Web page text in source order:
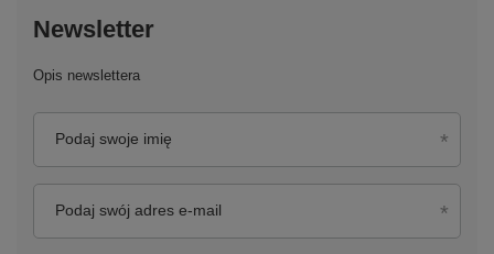
Newsletter
Opis newslettera
Podaj swoje imię
Podaj swój adres e-mail